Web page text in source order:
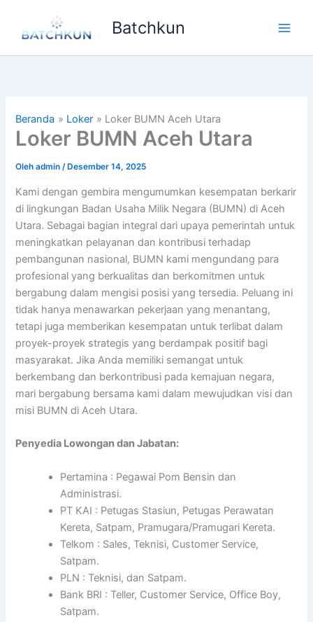
konten
Batchkun
Beranda Loker Loker BUMN Aceh Utara
Loker BUMN Aceh Utara
Olehadmin/ Desember 14, 2025
Kami dengan gembira mengumumkan kesempatan berkarir
di lingkungan Badan Usaha Milik Negara (BUMN) di Aceh
Utara. Sebagai bagian integral dari upaya pemerintah untuk
meningkatkan pelayanan dan kontribusi terhadap
pembangunan nasional, BUMN kami mengundang para
profesional yang berkualitas dan berkomitmen untuk
bergabung dalam mengisi posisi yang tersedia. Peluang ini
tidak hanya menawarkan pekerjaan yang menantang,
tetapi juga memberikan kesempatan untuk terlibat dalam
proyek-proyek strategis yang berdampak positif bagi
masyarakat. Jika Anda memiliki semangat untuk
berkembang dan berkontribusi pada kemajuan negara,
mari bergabung bersama kami dalam mewujudkan visi dan
misi BUMN di Aceh Utara.
Penyedia Lowongan dan Jabatan:
Pertamina : Pegawai Pom Bensin dan
Administrasi.
PT KAI : Petugas Stasiun, Petugas Perawatan
Kereta, Satpam, Pramugara/Pramugari Kereta.
Telkom : Sales, Teknisi, Customer Service,
Satpam.
PLN : Teknisi, dan Satpam.
Bank BRI : Teller, Customer Service, Office Boy,
Satpam.